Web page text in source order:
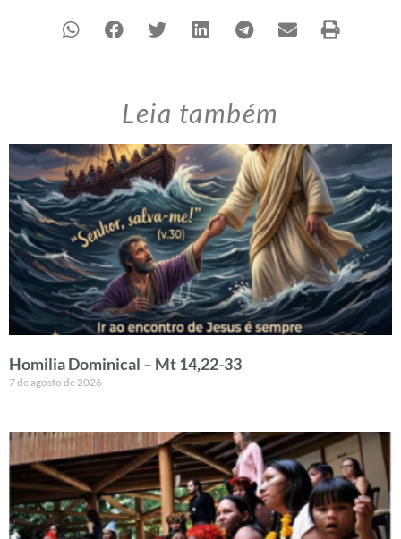
Leia também
Homilia Dominical – Mt 14,22-33
7 de agosto de 2026